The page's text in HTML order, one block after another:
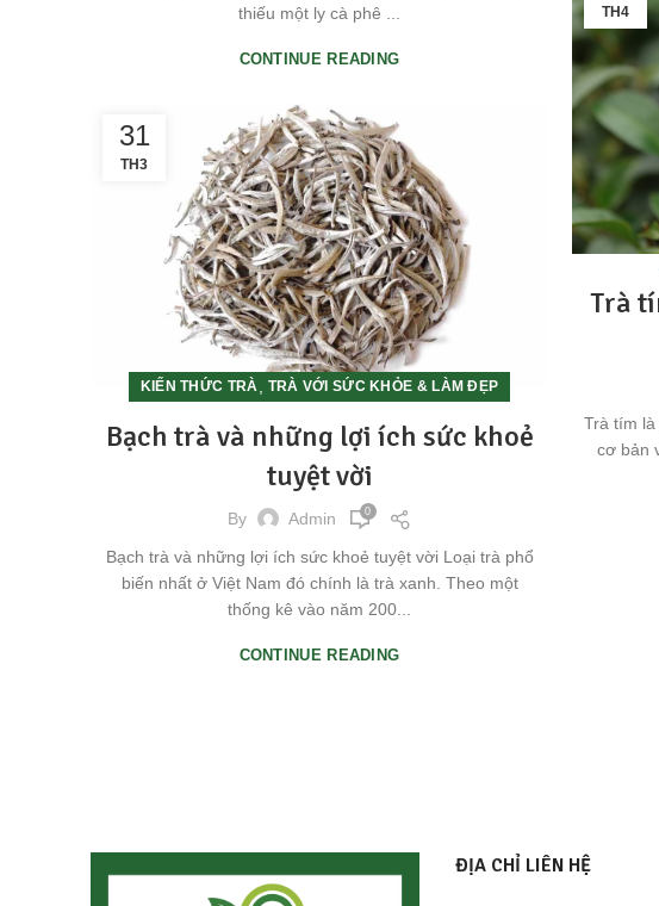
thiếu một ly cà phê ...
CONTINUE READING
TH4
Trà
Trà tím
cơ bản
31
TH3
KIẾN THỨC TRÀ TRÀ VỚI SỨC KHỎE & LÀM ĐẸP
Bạch trà và những lợi ích sức khoẻ
tuyệt vời
By Admin 0
Bạch trà và những lợi ích sức khoẻ tuyệt vời Loại trà phổ
biến nhất ở Việt Nam đó chính là trà xanh. Theo một
thống kê vào năm 200...
CONTINUE READING
ĐỊA CHỈ LIÊN HỆ